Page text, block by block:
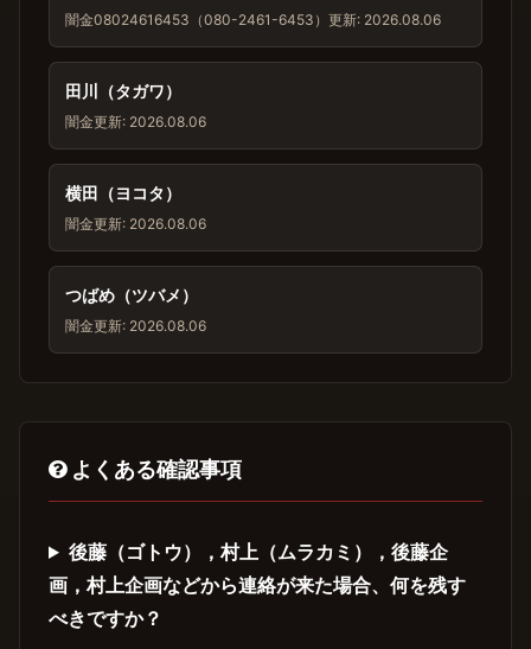
闇金08024616453（080-2461-6453） 更新: 2026.08.06
田川（タガワ）
闇金更新: 2026.08.06
横田（ヨコタ）
闇金更新: 2026.08.06
つばめ（ツバメ）
闇金更新: 2026.08.06
よくある確認事項
後藤（ゴトウ），村上（ムラカミ），後藤企
画，村上企画などから連絡が来た場合、何を残す
べきですか？